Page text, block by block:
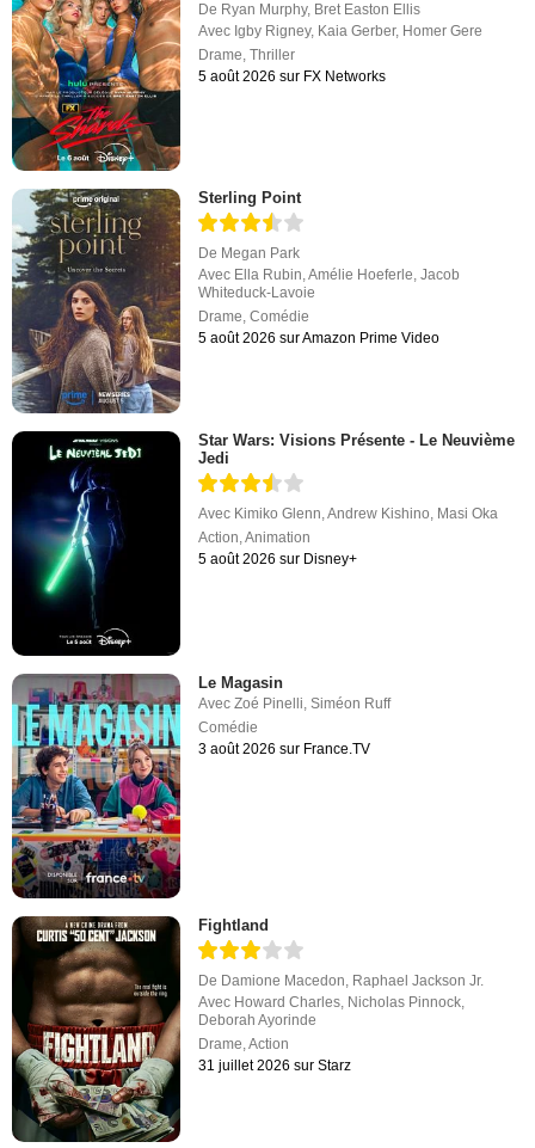
De Ryan Murphy, Bret Easton Ellis
Avec Igby Rigney, Kaia Gerber, Homer Gere
Drame,Thriller
5 août 2026 sur FX Networks
Sterling Point
De Megan Park
Avec Ella Rubin ,Amélie Hoeferle ,Jacob
Whiteduck-Lavoie
Drame ,Comédie
5 août 2026 sur Amazon Prime Video
Star Wars: Visions Présente - Le Neuvième
Jedi
Avec Kimiko Glenn,Andrew Kishino, Masi Oka
Action,Animation
5 août 2026 sur Disney+
Le Magasin
AvecZoé Pinelli,Siméon Ruff
Comédie
3 août 2026 sur France.TV
Fightland
De Damione Macedon, Raphael Jackson Jr.
Avec Howard Charles, Nicholas Pinnock,
Deborah Ayorinde
Drame,Action
31 juillet 2026 sur Starz